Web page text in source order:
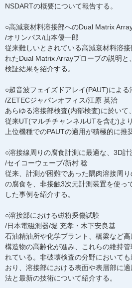
NSDARTの概要について報告する。
○高減衰材料溶接部へのDual Matrix
/オリンパス/山本優一郎
従来難しいとされている高減衰材料溶
れたDual Matrix Arrayプローブの説明と
検証結果を紹介する。
○超音波フェイズドアレイ(PAUT)による
/ZETECジャパンオフィス/江原 英治
あらゆる溶接部検査(内部検査)に於いて
従来UT(マルチチャンネルUTを含む)よ
上位機種でのPAUTの適用が積極的に推
○溶接線周りの腐食計測に最適な、3D計
/セイコーウェーブ/新村 稔
従来、計測が困難であった隅肉溶接周
の腐食を、非接触3次元計測装置を使っ
した事例を紹介する。
○溶接部における磁粉探傷試験
/日本電磁測器/堀 充孝・木下安良基
石油精油所や化学プラント、橋梁など
構造物の高齢化が進み、これらの維持
れている。非破壊検査の分野において
おり、溶接部における表面や表層部に
法と最新の技術について紹介する。